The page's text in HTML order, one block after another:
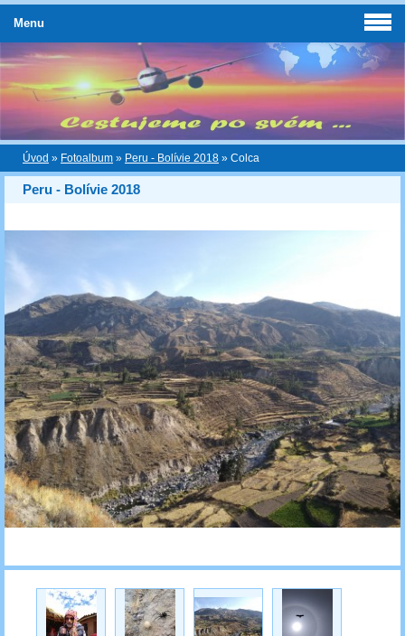
Úvod » Fotoalbum » Peru - Bolívie 2018 » Colca
Peru - Bolívie 2018
Menu